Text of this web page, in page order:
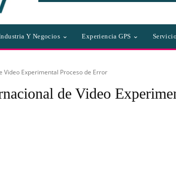
Y Negocios Experiencia GPS
Video Experimental Proceso de Error
de Video